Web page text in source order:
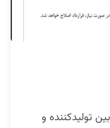
تولیدکننده و